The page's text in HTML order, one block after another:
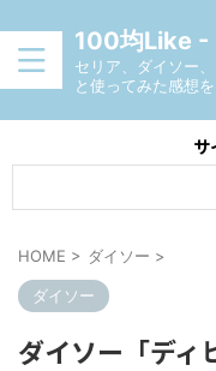
100均Like -
セリア、ダイソー
と使ってみた感想
サ
HOME > ダイソー >
ダイソー
ダイソー「ディ